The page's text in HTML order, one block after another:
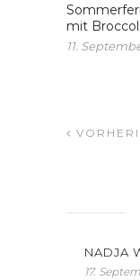
mit
11.
NADJA
17.